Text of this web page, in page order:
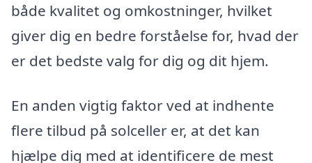
både kvalitet og omkostninger, hvilket
giver dig en bedre forståelse for, hvad der
er det bedste valg for dig og dit hjem.
En anden vigtig faktor ved at indhente
flere tilbud på solceller er, at det kan
hjælpe dig med at identificere de mest